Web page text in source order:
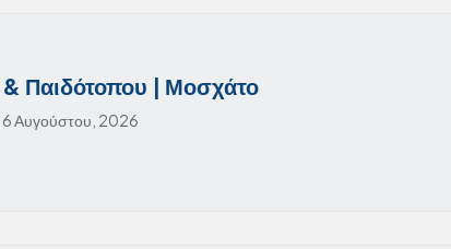
Παιδότοπου | Μοσχάτο
6 Αυγούστου, 2026